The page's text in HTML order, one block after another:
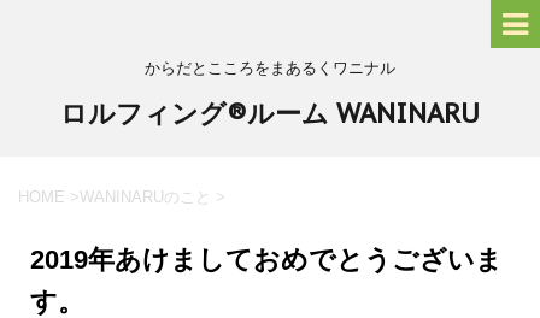
からだとこころをまあるくワニナル
ロルフィング®ルーム WANINARU
HOME >WANINARUのこと >
2019年あけましておめでとうございま
す。